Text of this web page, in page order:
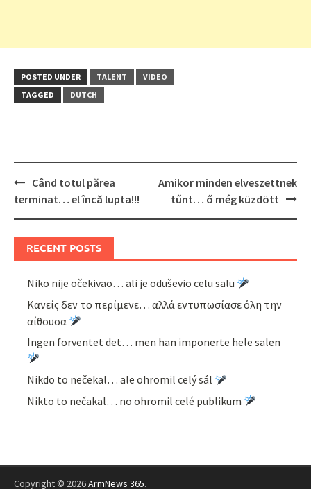
POSTED UNDER TALENT
VIDEO
TAGGED
DUTCH
Post
navigation
Când totul părea
terminat… el încă lupta!!!
Amikor minden elveszettnek
tűnt… ő még küzdött
RECENT POSTS
Niko nije očekivao… ali je oduševio celu salu
Κανείς δεν το περίμενε… αλλά εντυπωσίασε όλη την
αίθουσα
Ingen forventet det… men han imponerte hele salen
Nikdo to nečekal… ale ohromil celý sál
Nikto to nečakal… no ohromil celé publikum
Copyright © 2026ArmNews 365.